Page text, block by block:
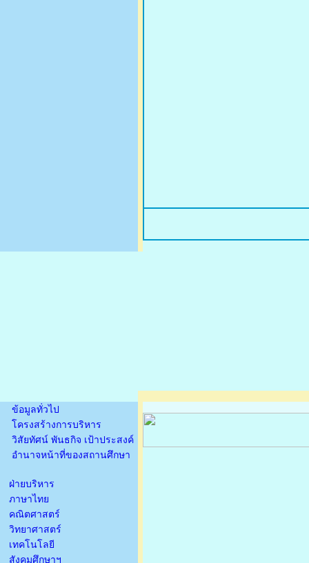
ข้อมูลทั่วไป
โครงสร้างการบริหาร
วิสัยทัศน์ พันธกิจ เป้าประสงค์
อำนาจหน้าที่ของสถานศึกษา
ฝ่ายบริหาร
ภาษาไทย
คณิตศาสตร์
วิทยาศาสตร์
เทคโนโลยี
สังคมศึกษาฯ